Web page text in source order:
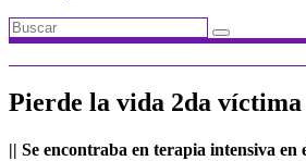
Pierde la vida 2da víctima
|| Se encontraba en terapia intensiva